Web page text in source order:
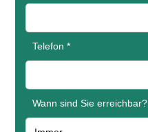
Telefon *
Wann sind Sie erreichbar?